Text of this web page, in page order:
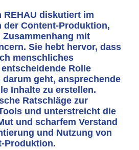
REHAU diskutiert im
der Content-Produktion,
mit
Sie hebt hervor, dass
menschliches
Rolle
geht, ansprechende
Inhalte zu erstellen.
Ratschläge zur
und unterstreicht die
und scharfem Verstand
und Nutzung von
Produktion.